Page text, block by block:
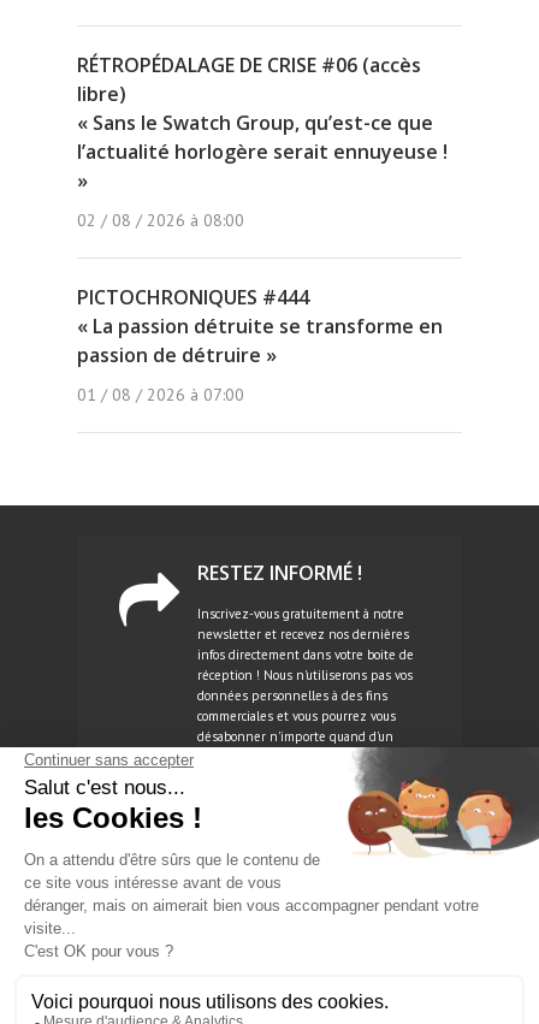
RÉTROPÉDALAGE DE CRISE #06 (accès
libre)
« Sans le Swatch Group, qu’est-ce que
l’actualité horlogère serait ennuyeuse !
»
02 / 08 / 2026 à 08:00
PICTOCHRONIQUES #444
« La passion détruite se transforme en
passion de détruire »
01 / 08 / 2026 à 07:00
RESTEZ INFORMÉ !
Inscrivez-vous gratuitement à notre
newsletter et recevez nos dernières
infos directement dans votre boite de
réception ! Nous n'utiliserons pas vos
données personnelles à des fins
commerciales et vous pourrez vous
désabonner n'importe quand d'un
NEWSLETTER